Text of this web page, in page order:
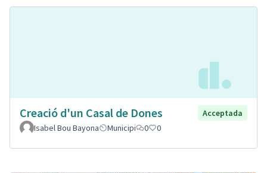
Creació d'un Casal de Dones
Acceptada
Isabel Bou Bayona
Municipi 0 0